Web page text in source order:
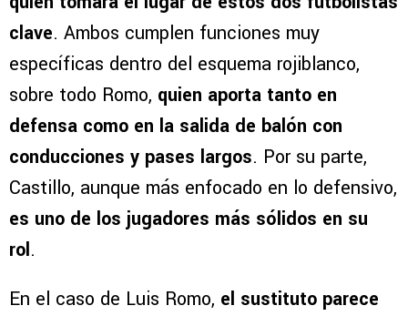
clave. Ambos cumplen funciones muy
específicas dentro del esquema rojiblanco,
sobre todo Romo, quien aporta tanto en
defensa como en la salida de balón con
conducciones y pases largos. Por su parte,
Castillo, aunque más enfocado en lo defensivo,
es uno de los jugadores más sólidos en su
rol.
En el caso de Luis Romo, el sustituto parece